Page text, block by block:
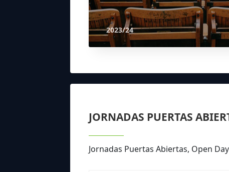
2023/24
JORNADAS PUERTAS
Jornadas Puertas Abiertas, Open